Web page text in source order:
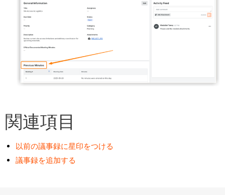
関連項目
以前の議事録に星印をつける
議事録を追加する